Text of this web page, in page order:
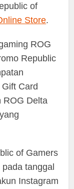
of
Store.
ROG
Republic
Card
ROG Delta
of Gamers
tanggal
Instagram